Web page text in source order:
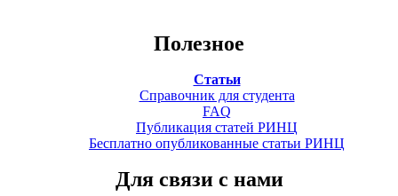
Полезное
Статьи
Справочник для студента
FAQ
Публикация статей РИНЦ
Бесплатно опубликованные статьи РИНЦ
Для связи с нами